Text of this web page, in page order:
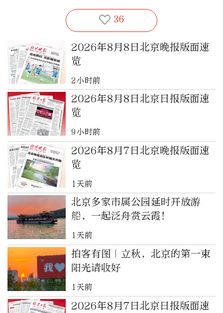
36
2026年8月8日北京晚报版面速
览
2小时前
2026年8月8日北京日报版面速
览
9小时前
2026年8月7日北京晚报版面速
览
1天前
北京多家市属公园延时开放游
船，一起泛舟赏云霞！
1天前
拍客有图｜立秋，北京的第一束
阳光请收好
1天前
2026年8月7日北京日报版面速